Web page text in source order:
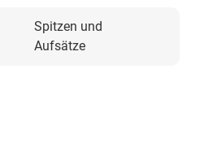
Spitzen und
Aufsätze